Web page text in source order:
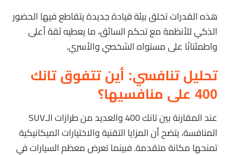
هذه القدرات تخلق بيئة قيادة جديدة يتقاطع فيها الحضور
الذكي للأنظمة مع تحكم السائق، ما يعطيه ثقة أعلى
واطمئنانًا على مستواه الشخصي والأسري.
تحليل تنافسي: أين تتفوق تانك
400 على منافسيها؟
عند المقارنة بين تانك 400 والعديد من طرازات الـSUV
المنافسة، يتضح أن المزايا التقنية والاختيارات الميكانيكية
تمنحها مكانة متقدمة. فبينما تعرض معظم السيارات في